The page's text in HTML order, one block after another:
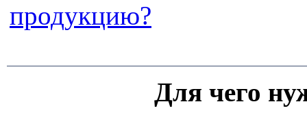
продукцию?
Для чего